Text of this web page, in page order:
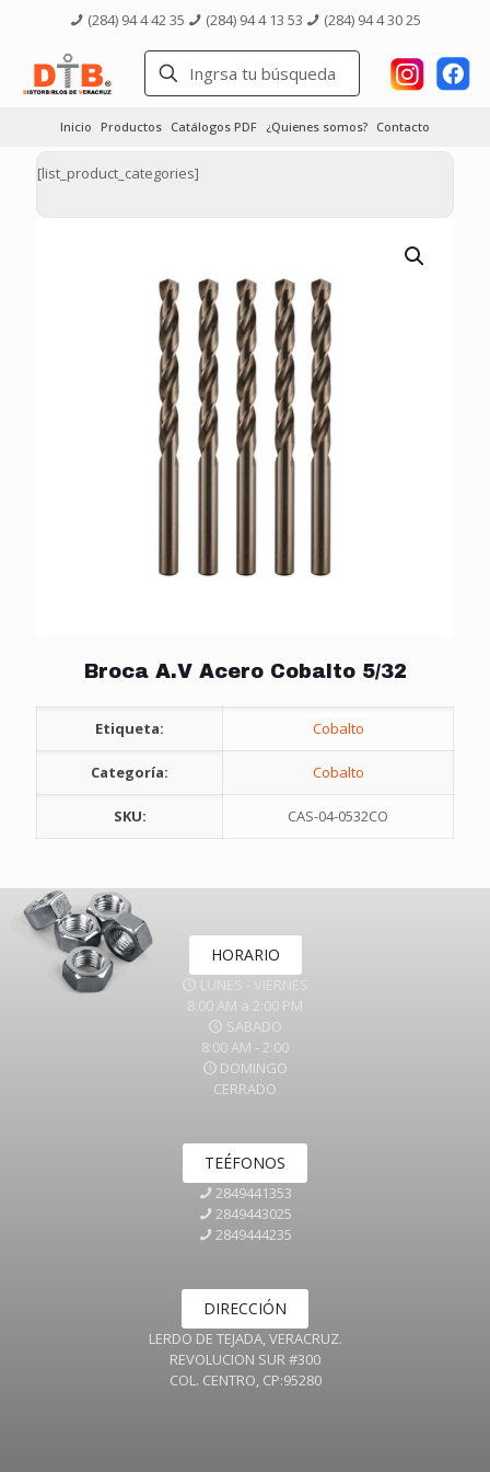
(284) 94 4 42 35 (284) 94 4 13 53 (284) 94 4 30 25
Inicio Productos Catálogos PDF ¿Quienes somos? Contacto
[list_product_categories]
Broca A.V Acero Cobalto 5/32
Etiqueta: Cobalto
Categoría: Cobalto
SKU: CAS-04-0532CO
HORARIO
LUNES - VIERNES
8:00 AM a 2:00 PM
SABADO
8:00 AM - 2:00
DOMINGO
CERRADO
TEÉFONOS
2849441353
2849443025
2849444235
DIRECCIÓN
LERDO DE TEJADA, VERACRUZ.
REVOLUCION SUR #300
COL. CENTRO, CP:95280